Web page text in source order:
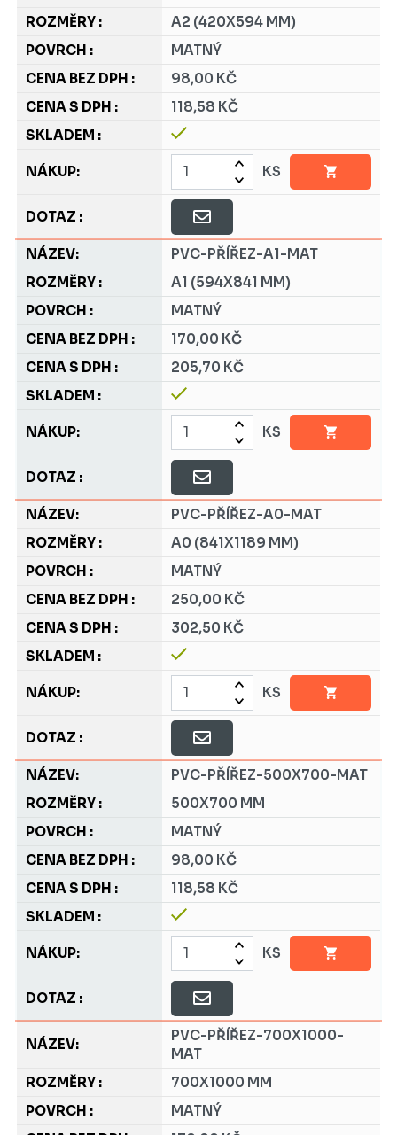
A2 (420X594 MM)
MATNÝ
98,00 KČ
118,58 KČ
KS
PVC-PŘÍŘEZ-A1-MAT
A1 (594X841 MM)
MATNÝ
170,00 KČ
205,70 KČ
KS
PVC-PŘÍŘEZ-A0-MAT
A0 (841X1189 MM)
MATNÝ
250,00 KČ
302,50 KČ
KS
PVC-PŘÍŘEZ-500X700-MAT
500X700 MM
MATNÝ
98,00 KČ
118,58 KČ
KS
PVC-PŘÍŘEZ-700X1000-
MAT
700X1000 MM
MATNÝ